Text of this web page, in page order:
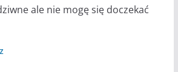
ale nie mogę się doczekać